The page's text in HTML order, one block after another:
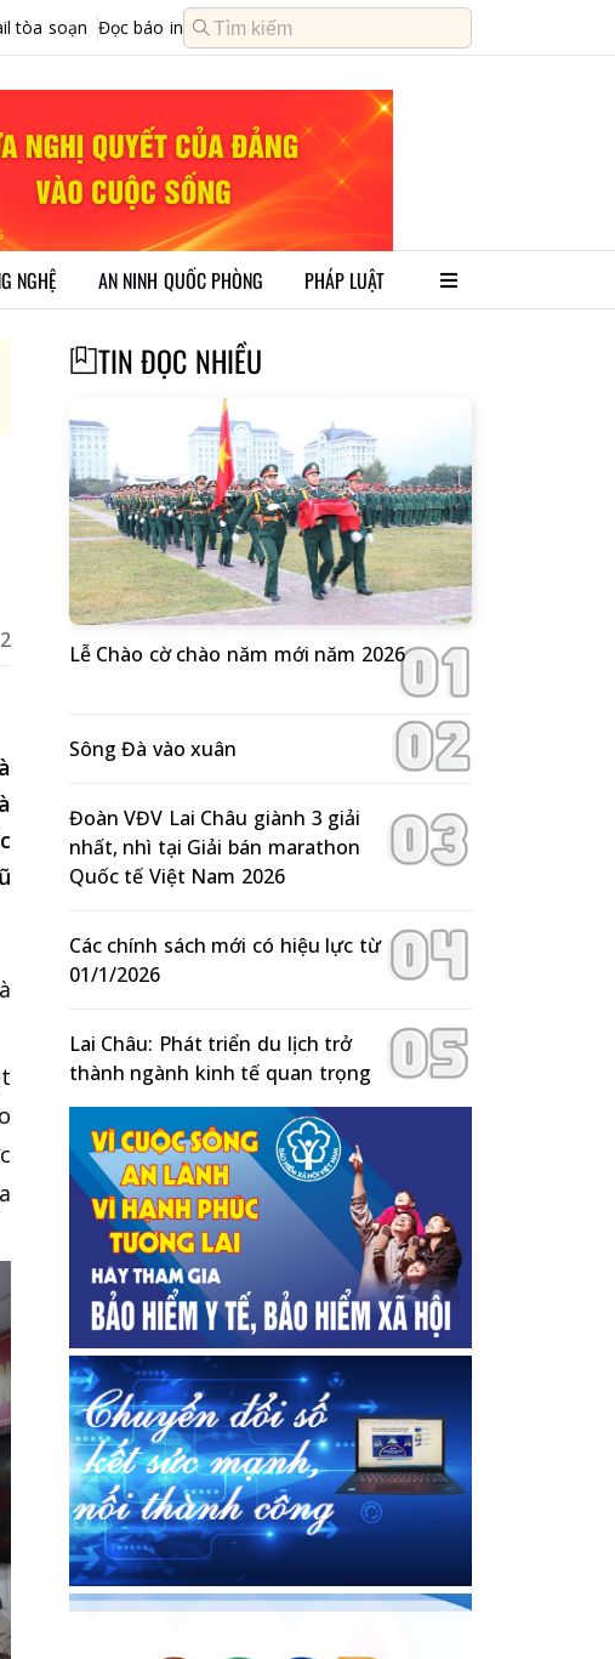
tòa soạn Đọc báo in
NGHỆ AN NINH QUỐC PHÒNG PHÁP LUẬT
TIN ĐỌC NHIỀU
Lễ Chào cờ chào năm mới năm 2026
Sông Đà vào xuân
Đoàn VĐV Lai Châu giành 3 giải
nhất, nhì tại Giải bán marathon
Quốc tế Việt Nam 2026
Các chính sách mới có hiệu lực từ
01/1/2026
Lai Châu: Phát triển du lịch trở
thành ngành kinh tế quan trọng